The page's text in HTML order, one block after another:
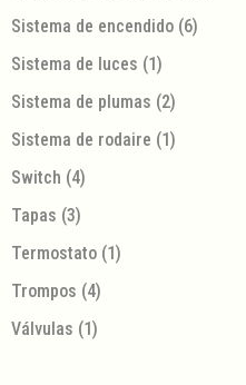
Sistema de encendido (6)
Sistema de luces (1)
Sistema de plumas (2)
Sistema de rodaire (1)
Switch (4)
Tapas (3)
Termostato (1)
Trompos (4)
Válvulas (1)